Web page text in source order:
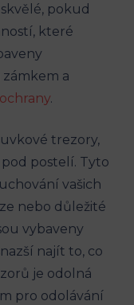
pokud
které
a
.
trezory,
postelí. Tyto
vašich
nebo důležité
vybaveny
najít to, co
je odolná
pro odolávání